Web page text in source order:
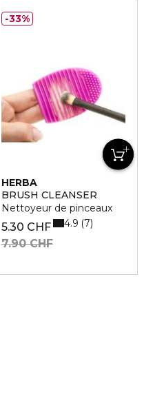
HERBA
BRUSH CLEANSER
Nettoyeur de pinceaux
5.30 CHF
7.90 CHF
4.9 7
33%